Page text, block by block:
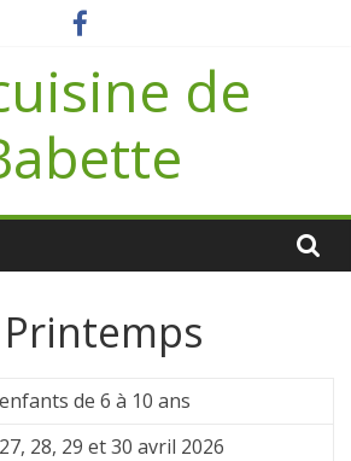
de
de 6 à 10 ans
28, 29 et 30 avril 2026